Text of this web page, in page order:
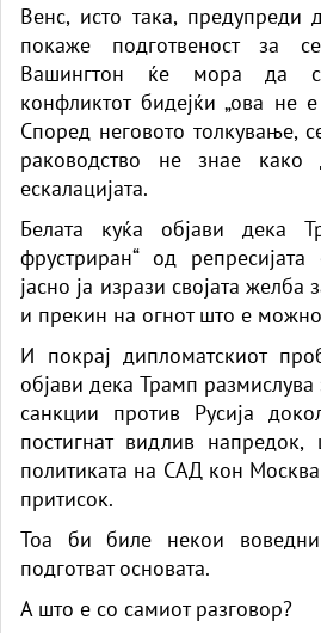
Венс, исто така,
покаже подготвеност за
Вашингтон ќе мора да
конфликтот бидејќи „ова не
Според неговото толкување,
раководство не знае
ескалацијата.
Белата куќа објави дека
фрустриран“ од
јасно ја изрази својата
и прекин на огнот што е
И покрај дипломатскиот
објави дека Трамп
санкции против Русија
постигнат видлив
политиката на САД кон
притисок.
Тоа би биле некои
подготват основата.
А што е со самиот разговор?